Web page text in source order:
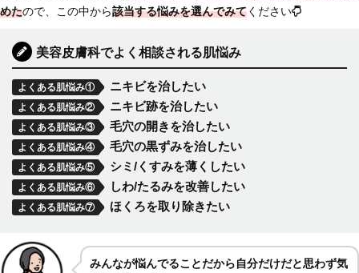
めたので、この中から該当する悩みを選んでみてください
美容皮膚科でよく相談される肌悩み
よくある肌悩み① ニキビを治したい
よくある肌悩み② ニキビ跡を治したい
よくある肌悩み③ 毛穴の開きを治したい
よくある肌悩み④ 毛穴の黒ずみを治したい
よくある肌悩み⑤ シミ/くすみを薄くしたい
よくある肌悩み⑥ しわ/たるみを改善したい
よくある肌悩み⑦ ほくろを取り除きたい
みんなが悩んでることだから自分だけだと思わず気